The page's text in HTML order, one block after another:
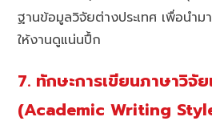
ฐานข้อมูลวิจัยต่างประเทศ เพื่อนำม
ให้งานดูแน่นปึ้ก
7. ทักษะการเขียนภาษาวิจัย
(Academic Writing